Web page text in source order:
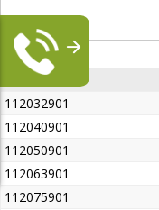
112032901
112040901
112050901
112063901
112075901